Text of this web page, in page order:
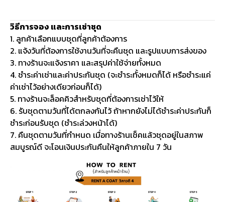
วิธีการจอง และการเช่าชุด
1. ลูกค้าเลือกแบบชุดที่ลูกค้าต้องการ
2. แจ้งวันที่ต้องการใช้งานวันที่จะคืนชุด และรูปแบบการส่งของ
3. ทางร้านจะแจ้งราคา และสรุปค่าใช้จ่ายทั้งหมด
4. ชำระค่าเช่าและค่าประกันชุด (จะชำระทั้งหมดก็ได้ หรือชำระแค่
ค่าเช่าไว้อย่างเดียวก่อนก็ได้)
5. ทางร้านจะล็อคคิวสำหรับชุดที่ต้องการเช่าไว้ให้
6. รับชุดตามวันที่ได้ตกลงกันไว้ ถ้าหากยังไม่ได้ชำระค่าประกันก็
ชำระก่อนรับชุด (ชำระล่วงหน้าได้)
7. คืนชุดตามวันที่กำหนด เมื่อทางร้านเช็คแล้วชุดอยู่ในสภาพ
สมบูรณ์ดี จะโอนเงินประกันคืนให้ลูกค้าภายใน 7 วัน